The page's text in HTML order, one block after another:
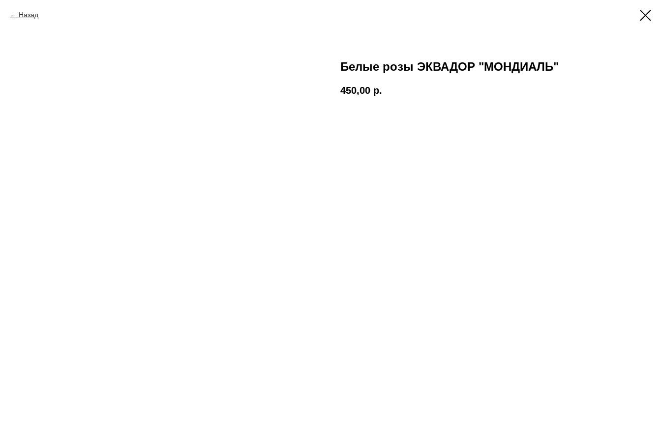
Назад
Белые розы ЭКВАДОР "МОНДИАЛЬ"
450,00 р.